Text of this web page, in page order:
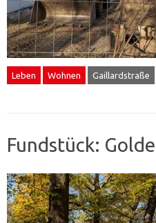
Leben Wohnen Gaillardstraße
Fundstück: